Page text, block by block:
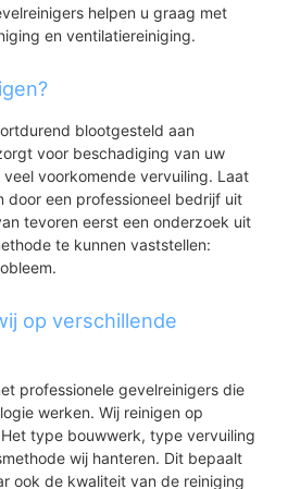
helpen u graag met
en ventilatiereiniging.
blootgesteld aan
voor beschadiging van uw
voorkomende vervuiling. Laat
door een professioneel bedrijf uit
tevoren eerst een onderzoek uit
te kunnen vaststellen:
op verschillende
professionele gevelreinigers die
werken. Wij reinigen op
type bouwwerk, type vervuiling
wij hanteren. Dit bepaalt
ook de kwaliteit van de reiniging